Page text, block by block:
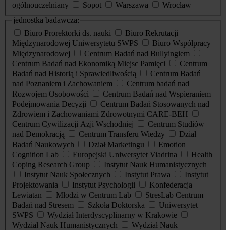
ogólnouczelniany
Sopot Warszawa
Wrocław
jednostka badawcza:
Biuro Prorektorki ds. nauki
Biuro Rekrutacji
Międzynarodowej Uniwersytetu SWPS
Biuro Współpracy
Międzynarodowej
Centrum Badań nad Bullyingiem
Centrum Badań nad Ekonomiką Miejsc Pamięci
Centrum
Badań nad Historią i Sprawiedliwością
Centrum Badań
nad Poznaniem i Zachowaniem
Centrum badań nad
Rozwojem Osobowości
Centrum Badań nad Wspieraniem
Podejmowania Decyzji
Centrum Badań Stosowanych nad
Zdrowiem i Zachowaniami Zdrowotnymi CARE-BEH
Centrum Cywilizacji Azji Wschodniej
Centrum Studiów
nad Demokracją
Centrum Transferu Wiedzy
Dział
Badań Naukowych
Dział Marketingu
Emotion
Cognition Lab
Europejski Uniwersytet Viadrina
Health
Coping Research Group
Instytut Nauk Humanistycznych
Instytut Nauk Społecznych
Instytut Prawa
Instytut
Projektowania
Instytut Psychologii
Konfederacja
Lewiatan
Młodzi w Centrum Lab
StresLab Centrum
Badań nad Stresem
Szkoła Doktorska
Uniwersytet
SWPS
Wydział Interdyscyplinarny w Krakowie
Wydział Nauk Humanistycznych
Wydział Nauk